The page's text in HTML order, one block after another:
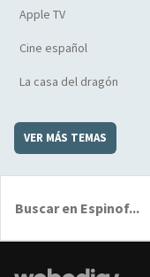
Apple TV
Cine español
La casa del dragón
VER MÁS TEMAS